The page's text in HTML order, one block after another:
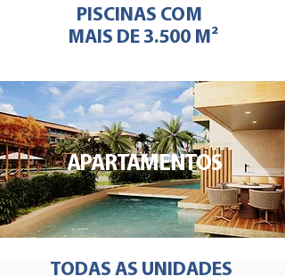
PISCINAS COM
MAIS DE 3.500 M²
APARTAMENTOS
TODAS AS UNIDADES